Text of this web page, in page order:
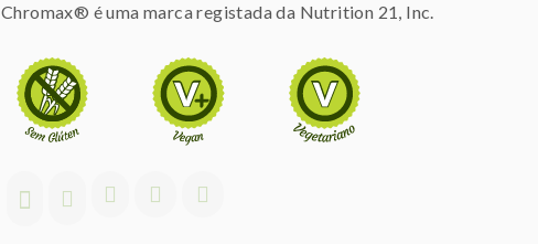
Chromax® é uma marca registada da Nutrition 21, Inc.